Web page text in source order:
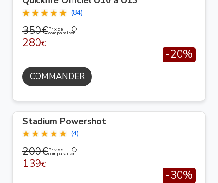
(84)
350€Prix de
comparaison
280€
-20%
COMMANDER
Stadium Powershot
(4)
200€Prix de
comparaison
139€
-30%